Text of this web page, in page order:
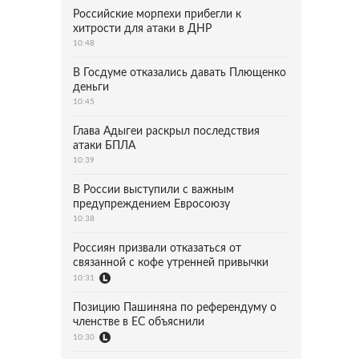
Российские морпехи прибегли к
хитрости для атаки в ДНР
10:48
В Госдуме отказались давать Плющенко
деньги
10:45
Глава Адыгеи раскрыл последствия
атаки БПЛА
10:39
В России выступили с важным
предупреждением Евросоюзу
10:38
Россиян призвали отказаться от
связанной с кофе утренней привычки
10:31
Позицию Пашиняна по референдуму о
членстве в ЕС объяснили
10:30